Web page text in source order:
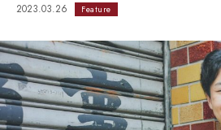
2023.03.26 Feature